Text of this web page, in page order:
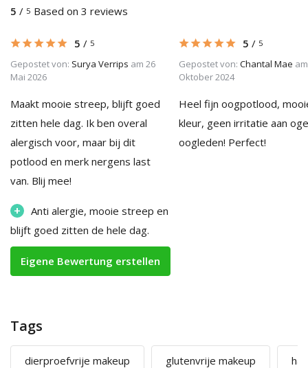
5 / 5 Based on 3 reviews
5 / 5
Gepostet von: Surya Verrips am 26
Mai 2026
Maakt mooie streep, blijft goed
zitten hele dag. Ik ben overal
alergisch voor, maar bij dit
potlood en merk nergens last
van. Blij mee!
+
Anti alergie, mooie streep en
blijft goed zitten de hele dag.
5 / 5
Gepostet von: Chantal Mae
Oktober 2024
Heel fijn oogpotlood,
kleur, geen irritatie aan
oogleden! Perfect!
Eigene Bewertung erstellen
Tags
dierproefvrije makeup glutenvrije makeup